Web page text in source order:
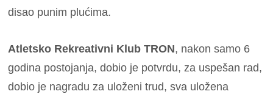
disao punim plućima.
Atletsko Rekreativni Klub TRON, nakon samo 6
godina postojanja, dobio je potvrdu, za uspešan rad,
dobio je nagradu za uloženi trud, sva uložena